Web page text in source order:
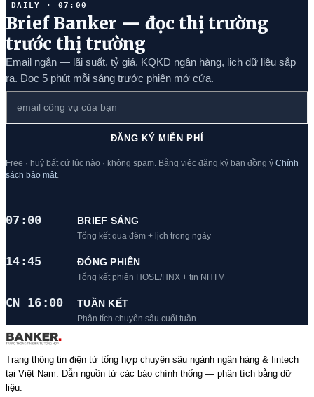
DAILY · 07:00
Brief Banker — đọc thị trường
trước thị trường
Email ngắn — lãi suất, tỷ giá, KQKD ngân hàng, lịch dữ liệu sắp
ra. Đọc 5 phút mỗi sáng trước phiên mở cửa.
ĐĂNG KÝ MIỄN PHÍ
Free · huỷ bất cứ lúc nào · không spam. Bằng việc đăng ký bạn đồng ý Chính
sách bảo mật
07:00 BRIEF SÁNG
Tổng kết qua đêm + lịch trong ngày
14:45 ĐÓNG PHIÊN
Tổng kết phiên HOSE/HNX + tin NHTM
CN 16:00 TUẦN KẾT
Phân tích chuyên sâu cuối tuần
Trang thông tin điện tử tổng hợp chuyên sâu ngành ngân hàng & fintech
tại Việt Nam. Dẫn nguồn từ các báo chính thống — phân tích bằng dữ
liệu.